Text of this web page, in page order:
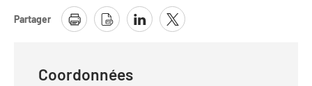
Partager
Coordonnées